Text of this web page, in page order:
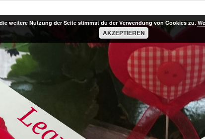
weitere Nutzung der Seite stimmst du der Verwendung von Cookies zu.
AKZEPTIEREN